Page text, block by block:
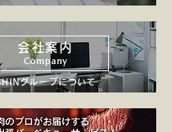
グループについて
会社案内
Company